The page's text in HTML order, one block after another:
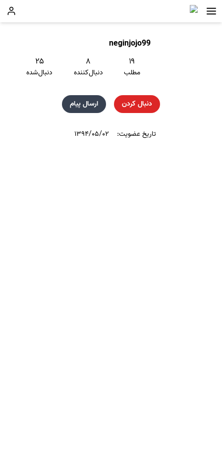
neginjojo99
۱۹
مطلب
۸
دنبال‌کننده
۲۵
دنبال‌شده
دنبال کردن ارسال پیام
تاریخ عضویت: ۱۳۹۴/۰۵/۰۲